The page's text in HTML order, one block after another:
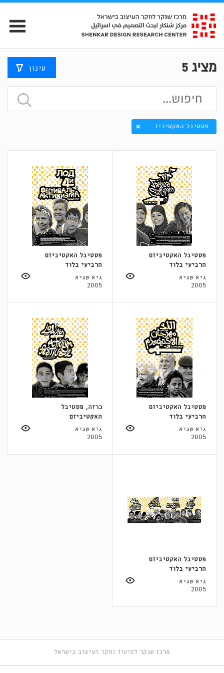
מציג 5 סינון
פסטיבל האקטיביז...
פסטיבל האקטיביזם
הרביעי בלוד
גיא שגיא
2005
פסטיבל האקטיביזם
הרביעי בלוד
גיא שגיא
2005
פסטיבל האקטיביזם
הרביעי בלוד
גיא שגיא
2005
כרזה, פסטיבל
האקטיביזם
גיא שגיא
2005
פסטיבל האקטיביזם
הרביעי בלוד
גיא שגיא
2005
מרכז שנקר לתיעוד וחקר העיצוב בישראל